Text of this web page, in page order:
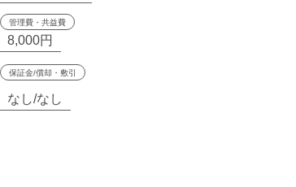
管理費・共益費
8,000円
保証金/償却・敷引
なし/なし